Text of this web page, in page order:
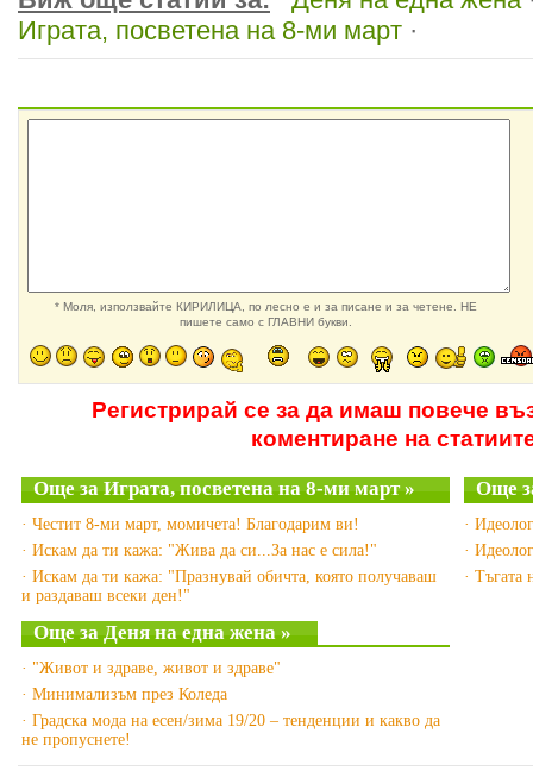
Играта, посветена на 8-ми март ·
* Моля, използвайте КИРИЛИЦА, по лесно е и за писане и за четене. НЕ
пишете само с ГЛАВНИ букви.
Регистрирай се за да имаш повече
коментиране на
Още за Играта, посветена на 8-ми март »
· Честит 8-ми март, момичета! Благодарим ви!
· Искам да ти кажа: "Жива да си...За нас е сила!"
· Искам да ти кажа: "Празнувай обичта, която получаваш
и раздаваш всеки ден!"
Още
·
·
· Тъгата
Още за Деня на една жена »
· "Живот и здраве, живот и здраве"
· Минимализъм през Коледа
· Градска мода на есен/зима 19/20 – тенденции и какво да
не пропуснете!